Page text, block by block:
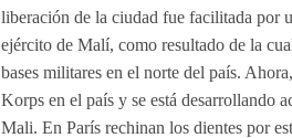
liberación de la ciudad fue facilitada por
ejército de Malí, como resultado de la
bases militares en el norte del país.
Korps en el país y se está desarrollando
Mali. En París rechinan los dientes por